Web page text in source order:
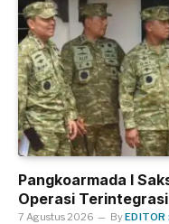
Pangkoarmada I
Operasi
7 Agustus 2026 ByEDITOR